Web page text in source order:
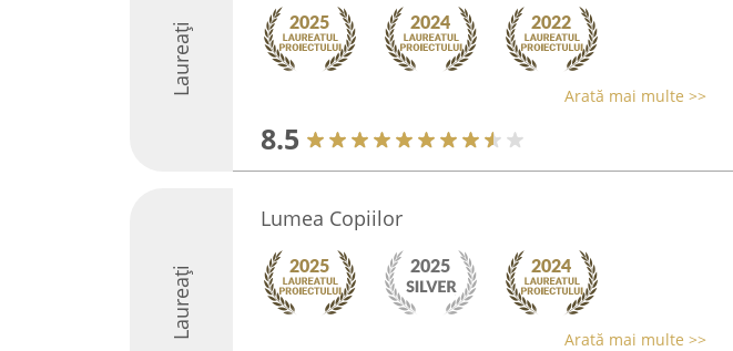
Laureați Arată mai multe >>
8.5
Laureați
Lumea Copiilor
Arată mai multe >>